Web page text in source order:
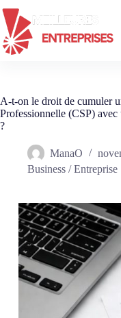
au
contenu
A-t-on le droit de cumuler
Professionnelle (CSP)
?
ManaO
Business / Entreprise